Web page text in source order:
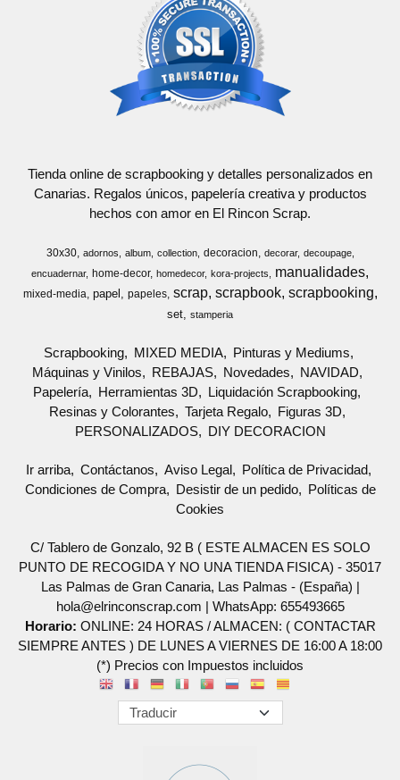
Tienda online de scrapbooking y detalles personalizados en
Canarias. Regalos únicos, papelería creativa y productos
hechos con amor en El Rincon Scrap.
30x30 adornos album collection decoracion decorar
decoupage
encuadernar
home-decor homedecor kora-projects manualidades
mixed-media papel papeles scrap scrapbook scrapbooking
set stamperia
Scrapbooking MIXED MEDIA
Pinturas y Mediums
Máquinas y Vinilos
REBAJAS Novedades
NAVIDAD
Papelería
Herramientas 3D
Liquidación Scrapbooking
Resinas y Colorantes
Tarjeta Regalo
Figuras 3D
PERSONALIZADOS
DIY DECORACION
Ir arriba Contáctanos Aviso Legal
Política de Privacidad
Condiciones de Compra
Desistir de un pedido
Políticas de
Cookies
C/ Tablero de Gonzalo, 92 B ( ESTE ALMACEN ES SOLO
PUNTO DE RECOGIDA Y NO UNA TIENDA FISICA) - 35017
Las Palmas de Gran Canaria, Las Palmas - (España) |
hola@elrinconscrap.com | WhatsApp: 655493665
Horario: ONLINE: 24 HORAS / ALMACEN: ( CONTACTAR
SIEMPRE ANTES ) DE LUNES A VIERNES DE 16:00 A 18:00
(*) Precios con Impuestos incluidos